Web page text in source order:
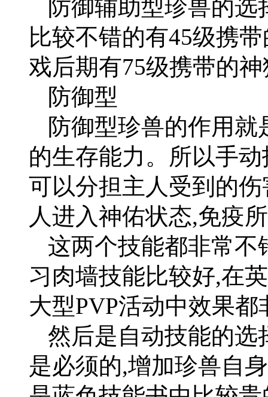
防御辅助型珍兽的
比较不错的有45级携
戏后期有75级携带的
防御型
防御型珍兽的作用
的生存能力。所以手
可以分担主人受到的
人进入神佑状态,免疫
这两个技能都非常不
习肉墙技能比较好,在
大型PVP活动中效果
然后是自动技能的选
是必须的,增加珍兽自